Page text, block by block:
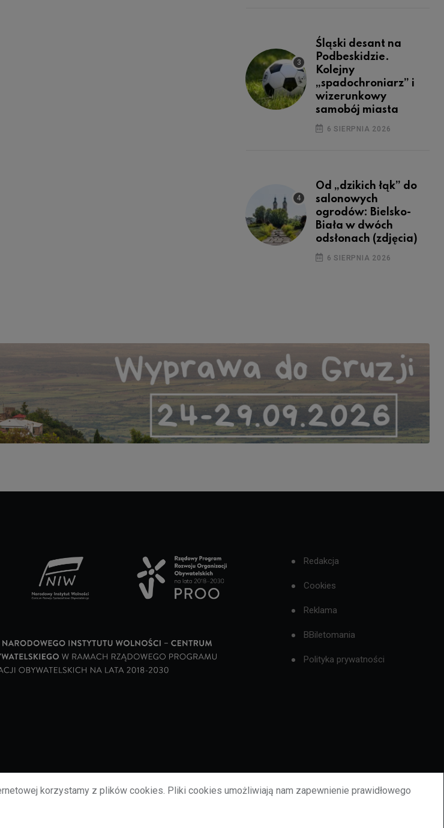
korzystamy z plików cookies. Pliki cookies umożliwiają nam zapewnienie prawidłowego
Śląski desant na
Podbeskidzie.
Kolejny
„spadochroniarz” i
wizerunkowy
samobój miasta
6 SIERPNIA 2026
Od „dzikich łąk” do
salonowych
ogrodów: Bielsko-
Biała w dwóch
odsłonach (zdjęcia)
6 SIERPNIA 2026
Redakcja
Cookies
Reklama
BBiletomania
Polityka prywatności